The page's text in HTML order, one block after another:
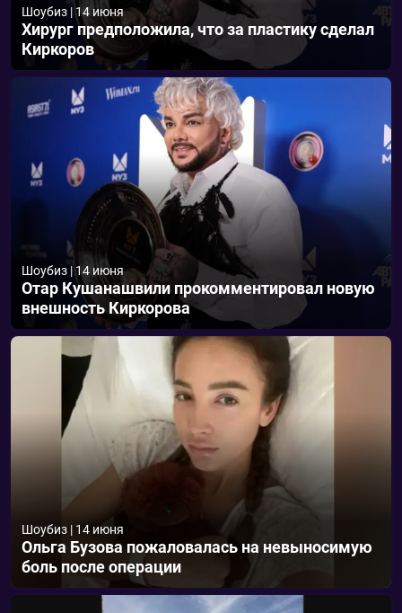
Шоубиз |14 июня
Хирург предположила, что за пластику сделал
Киркоров
Шоубиз |14 июня
Отар Кушанашвили прокомментировал новую
внешность Киркорова
Шоубиз | 14 июня
Ольга Бузова пожаловалась на невыносимую
боль после операции